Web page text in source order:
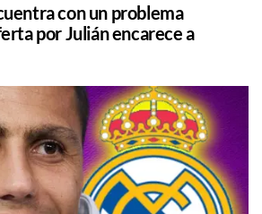
con un problema
por Julián encarece a